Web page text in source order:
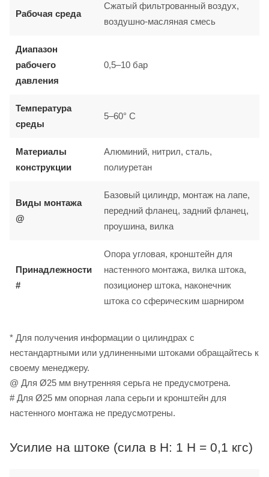
Рабочая среда
Сжатый фильтрованный воздух,
воздушно-масляная смесь
Диапазон
рабочего
давления
0,5–10 бар
Температура
среды
5–60° C
Материалы
конструкции
Алюминий, нитрил, сталь,
полиуретан
Виды монтажа
@
Базовый цилиндр, монтаж на лапе,
передний фланец, задний фланец,
проушина, вилка
Принадлежности
#
Опора угловая, кронштейн для
настенного монтажа, вилка штока,
позиционер штока, наконечник
штока со сферическим шарниром
* Для получения информации о цилиндрах с
нестандартными или удлиненными штоками обращайтесь к
своему менеджеру.
@ Для Ø25 мм внутренняя серьга не предусмотрена.
# Для Ø25 мм опорная лапа серьги и кронштейн для
настенного монтажа не предусмотрены.
Усилие на штоке (сила в Н: 1 Н = 0,1 кгс)